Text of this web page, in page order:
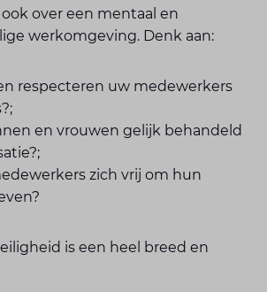
over een mentaal en
werkomgeving. Denk aan:
respecteren uw medewerkers
en vrouwen gelijk behandeld
zich vrij om hun
is een heel breed en